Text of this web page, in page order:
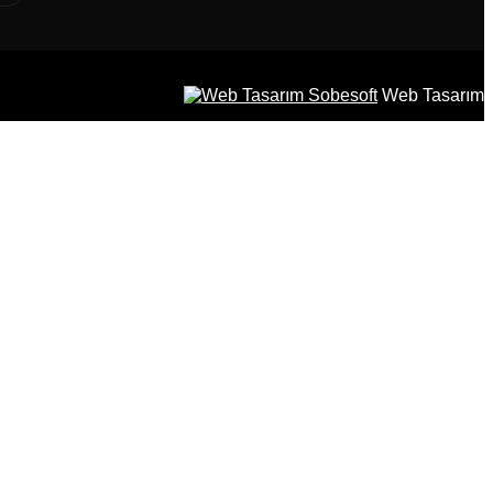
SobesoftWeb Tasarım